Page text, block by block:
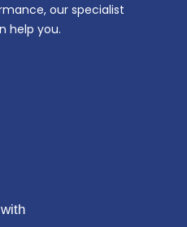
our specialist
help you.